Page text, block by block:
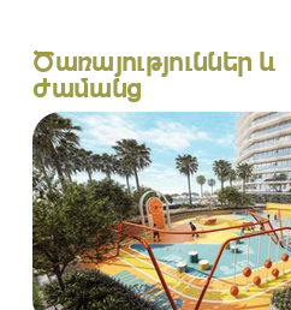
Ծառայություններ և
ժամանց